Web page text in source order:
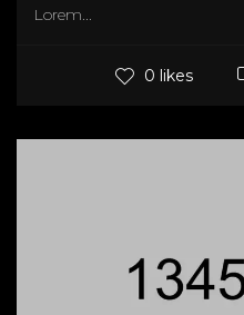
Lorem...
0 likes